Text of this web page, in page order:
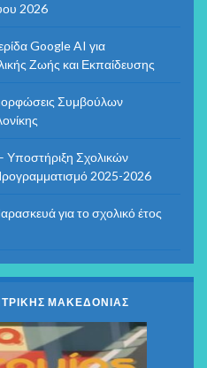
2026
Google AI για
Ζωής και Εκπαίδευσης
Συμβούλων
Σχολικών
2025-2026
για το σχολικό έτος
ΜΑΚΕΔΟΝΙΑΣ